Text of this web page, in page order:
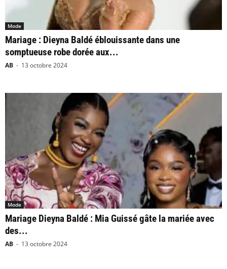
Mode
Mariage : Dieyna Baldé éblouissante dans une
somptueuse robe dorée aux...
AB - 13 octobre 2024
Mode
Mariage Dieyna Baldé : Mia Guissé gâte la mariée avec
des...
AB - 13 octobre 2024